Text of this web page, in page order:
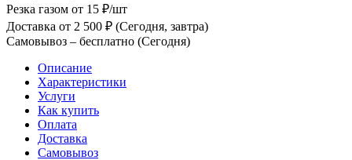
Резка газом от 15 ₽/шт
Доставка от 2 500 ₽ (Сегодня, завтра)
Самовывоз – бесплатно (Сегодня)
Описание
Характеристики
Услуги
Как купить
Оплата
Доставка
Самовывоз